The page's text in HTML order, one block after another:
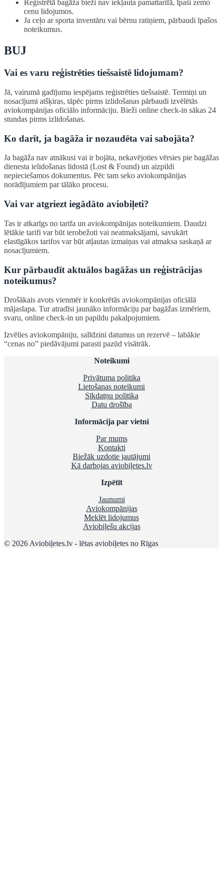
Reģistrētā bagāža bieži nav iekļauta pamattarifā, īpaši zemo
cenu lidojumos.
Ja ceļo ar sporta inventāru vai bērnu ratiņiem, pārbaudi īpašos
noteikumus.
BUJ
Vai es varu reģistrēties tiešsaistē lidojumam?
Jā, vairumā gadījumu iespējams reģistrēties tiešsaistē. Termiņi un
nosacījumi atšķiras, tāpēc pirms izlidošanas pārbaudi izvēlētās
aviokompānijas oficiālo informāciju. Bieži online check-in sākas 24
stundas pirms izlidošanas.
Ko darīt, ja bagāža ir nozaudēta vai sabojāta?
Ja bagāža nav atnākusi vai ir bojāta, nekavējoties vērsies pie bagāžas
dienesta ielidošanas lidostā (Lost & Found) un aizpildi
nepieciešamos dokumentus. Pēc tam seko aviokompānijas
norādījumiem par tālāko procesu.
Vai var atgriezt iegādāto aviobiļeti?
Tas ir atkarīgs no tarifa un aviokompānijas noteikumiem. Daudzi
lētākie tarifi var būt ierobežoti vai neatmaksājami, savukārt
elastīgākos tarifos var būt atļautas izmaiņas vai atmaksa saskaņā ar
nosacījumiem.
Kur pārbaudīt aktuālos bagāžas un reģistrācijas
noteikumus?
Drošākais avots vienmēr ir konkrētās aviokompānijas oficiālā
mājaslapa. Tur atradīsi jaunāko informāciju par bagāžas izmēriem,
svaru, online check-in un papildu pakalpojumiem.
Izvēlies aviokompāniju, salīdzini datumus un rezervē – labākie
“cenas no” piedāvājumi parasti pazūd visātrāk.
Noteikumi
Privātuma politika
Lietošanas noteikumi
Sīkdatņu politika
Datu drošība
Informācija par vietni
Par mums
Kontakti
Biežāk uzdotie jautājumi
Kā darbojas aviobiļetes.lv
Izpētīt
Jaunumi
Aviokompānijas
Meklēt lidojumus
Aviobiļešu akcijas
© 2026 Aviobiļetes.lv - lētas aviobiļetes no Rīgas